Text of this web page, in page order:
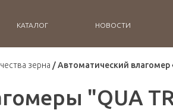
КАТАЛОГ НОВОСТИ
зерна Автоматический влагомер
"QUA